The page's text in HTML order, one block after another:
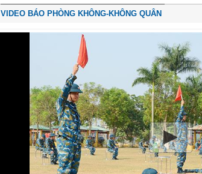
VIDEO BÁO PHÒNG KHÔNG-KHÔNG QUÂN